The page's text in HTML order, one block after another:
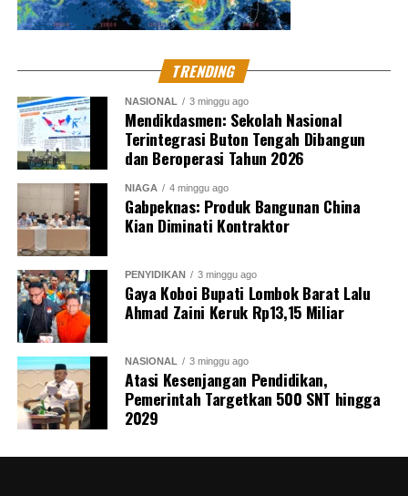
TRENDING
NASIONAL 3 minggu ago
Mendikdasmen: Sekolah Nasional
Terintegrasi Buton Tengah Dibangun
dan Beroperasi Tahun 2026
NIAGA 4 minggu ago
Gabpeknas: Produk Bangunan China
Kian Diminati Kontraktor
PENYIDIKAN 3 minggu ago
Gaya Koboi Bupati Lombok Barat Lalu
Ahmad Zaini Keruk Rp13,15 Miliar
NASIONAL 3 minggu ago
Atasi Kesenjangan Pendidikan,
Pemerintah Targetkan 500 SNT hingga
2029